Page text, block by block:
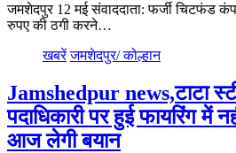
जमशेदपुर 12 मई संवाददाता: फर्जी चिटफंड
रुपए की ठगी करने…
खबरें जमशेदपुर/ कोल्हान
Jamshedpur news,टाटा
पदाधिकारी पर हुई फायरिंग में
आज लेगी बयान